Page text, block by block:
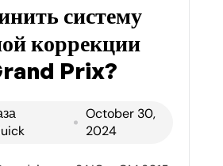
систему
коррекции
Prix?
October 30,
2024